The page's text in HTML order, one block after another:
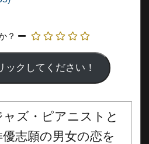
？
ャズ・ピアニストと
優志願の男女の恋を